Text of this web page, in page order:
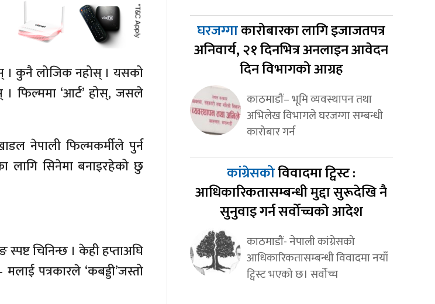
। कुनै लोजिक नहोस् । यसको
। फिल्ममा ‘आर्ट’ होस्, जसले
नेपाली फिल्मकर्मीले पुर्न
सिनेमा बनाइरहेको छु
चिनिन्छ । केही हप्ताअघि
पत्रकारले ‘कबड्डी’जस्तो
घरजग्गाकारोबारका लागि इजाजतपत्र
अनिवार्य, २१ दिनभित्र अनलाइन आवेदन
दिन विभागको आग्रह
काठमाडौं– भूमि व्यवस्थापन तथा
अभिलेख विभागले घरजग्गा सम्बन्धी
कारोबार गर्न
कांग्रेसकोविवादमा ट्विस्ट :
आधिकारिकतासम्बन्धी मुद्दा सुरूदेखि नै
सुनुवाइ गर्न सर्वोच्चको आदेश
काठमाडौं- नेपाली कांग्रेसको
आधिकारिकतासम्बन्धी विवादमा नयाँ
ट्विस्ट भएको छ। सर्वोच्च